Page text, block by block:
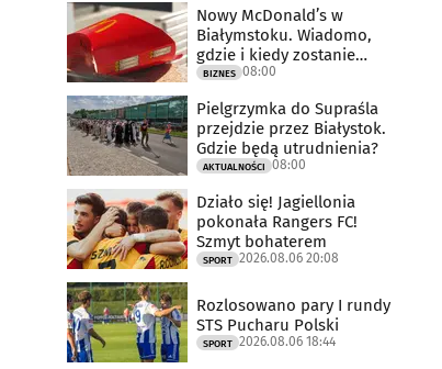
Nowy McDonald’s w
Białymstoku. Wiadomo,
gdzie i kiedy zostanie
otwarty
BIZNES 08:00
Pielgrzymka do Supraśla
przejdzie przez Białystok.
Gdzie będą utrudnienia?
AKTUALNOŚCI 08:00
Działo się! Jagiellonia
pokonała Rangers FC!
Szmyt bohaterem
SPORT 2026.08.06 20:08
Rozlosowano pary I rundy
STS Pucharu Polski
SPORT 2026.08.06 18:44